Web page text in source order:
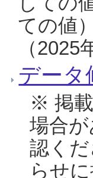
ての値
（2025
データ
※ 掲
場合
認く
らせに